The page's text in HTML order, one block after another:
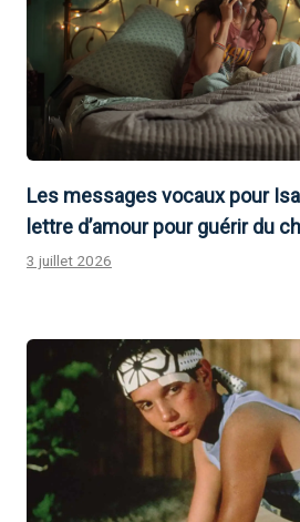
Les messages vocaux pour
lettre d’amour pour guérir du
3 juillet 2026